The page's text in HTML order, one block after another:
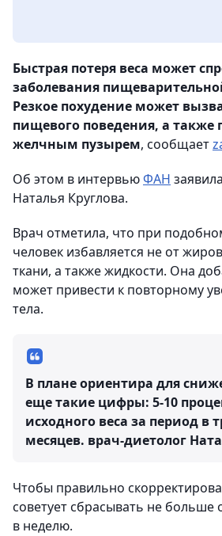
Быстрая потеря веса может
заболевания
Резкое похудение может
пищевого поведения, а также
желчным пузырем, сообщает
Об этом в интервьюФАН
Наталья Круглова.
Врач отметила, что при
человек избавляется не от
ткани, а также жидкости. Она
может привести к повторному
тела.
В плане ориентира для
еще такие цифры: 5-10
исходного веса за период в
месяцев. врач-диетолог
Чтобы правильно
советует сбрасывать не больше
в неделю.